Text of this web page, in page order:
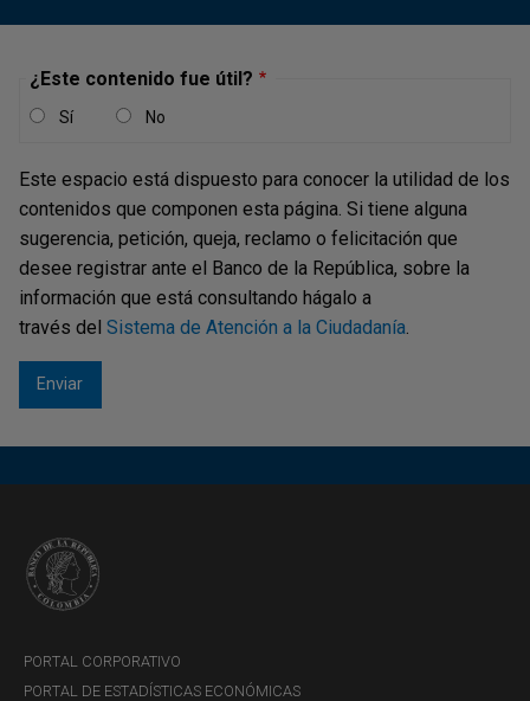
¿Este contenido fue útil?
Sí No
Este espacio está dispuesto para conocer la utilidad de los
contenidos que componen esta página. Si tiene alguna
sugerencia, petición, queja, reclamo o felicitación que
desee registrar ante el Banco de la República, sobre la
información que está consultando hágalo a
través del Sistema de Atención a la Ciudadanía
PORTAL CORPORATIVO
PORTAL DE ESTADÍSTICAS ECONÓMICAS